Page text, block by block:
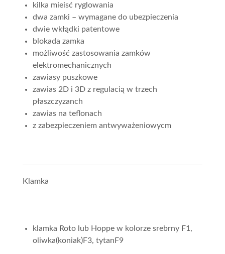
kilka mieisć ryglowania
dwa zamki – wymagane do ubezpieczenia
dwie wkłądki patentowe
blokada zamka
możliwość zastosowania zamków
elektromechanicznych
zawiasy puszkowe
zawias 2D i 3D z regulacią w trzech
płaszczyzanch
zawias na teflonach
z zabezpieczeniem antwyważeniowycm
Klamka
klamka Roto lub Hoppe w kolorze srebrny F1,
oliwka(koniak)F3, tytanF9